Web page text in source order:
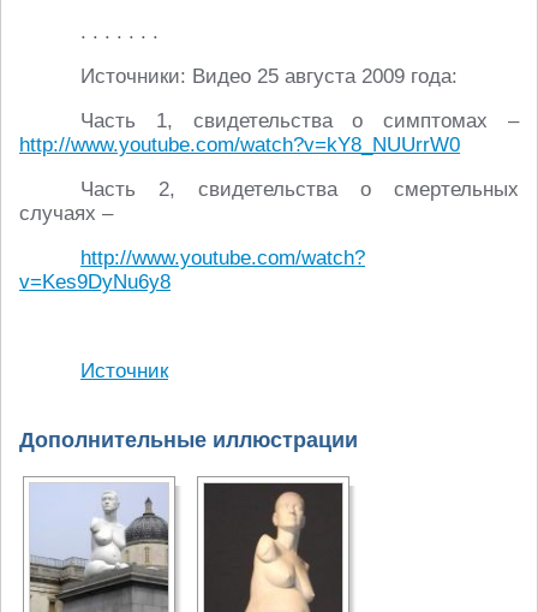
. . . . . . .
Источники: Видео 25 августа 2009 года:
Часть 1, свидетельства о симптомах –
http://www.youtube.com/watch?v=kY8_NUUrrW0
Часть 2, свидетельства о смертельных
случаях –
http://www.youtube.com/watch?
v=Kes9DyNu6y8
Источник
Дополнительные иллюстрации